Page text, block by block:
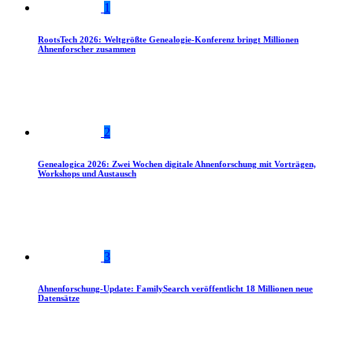
1
RootsTech 2026: Weltgrößte Genealogie-Konferenz bringt Millionen
Ahnenforscher zusammen
2
Genealogica 2026: Zwei Wochen digitale Ahnenforschung mit Vorträgen,
Workshops und Austausch
3
Ahnenforschung-Update: FamilySearch veröffentlicht 18 Millionen neue
Datensätze